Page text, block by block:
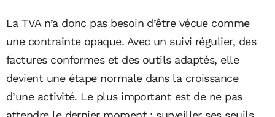
La TVA n’a donc pas besoin d’être vécue comme
une contrainte opaque. Avec un suivi régulier, des
factures conformes et des outils adaptés, elle
devient une étape normale dans la croissance
d’une activité. Le plus important est de ne pas